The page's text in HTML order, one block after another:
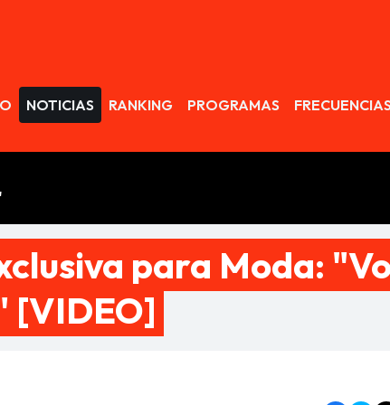
NOTICIAS RANKING PROGRAMAS FRECUENCIAS
para Moda:
[VIDEO]